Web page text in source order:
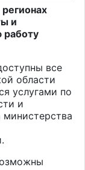
и
работу
все
области
услугами по
и